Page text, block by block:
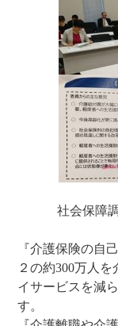
社会保障
『介護保険の自
２の約300万人
イサービスを減
す。